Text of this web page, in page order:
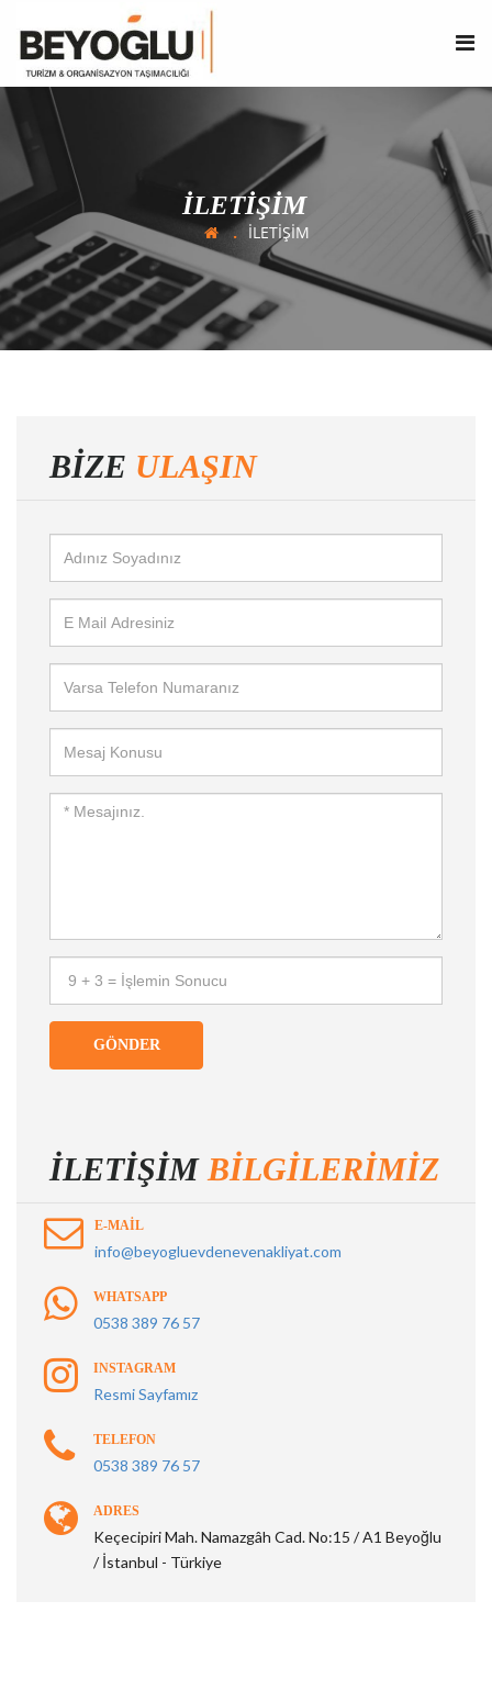
İLETİŞİM
İLETİŞİM
BIZE ULAŞIN
GÖNDER
İLETIŞIM BILGILERIMIZ
E-MAIL
info@beyogluevdenevenakliyat.com
WHATSAPP
0538 389 76 57
INSTAGRAM
Resmi Sayfamız
TELEFON
0538 389 76 57
ADRES
Keçecipiri Mah. Namazgâh Cad. No:15 / A1 Beyoğlu
/ İstanbul - Türkiye